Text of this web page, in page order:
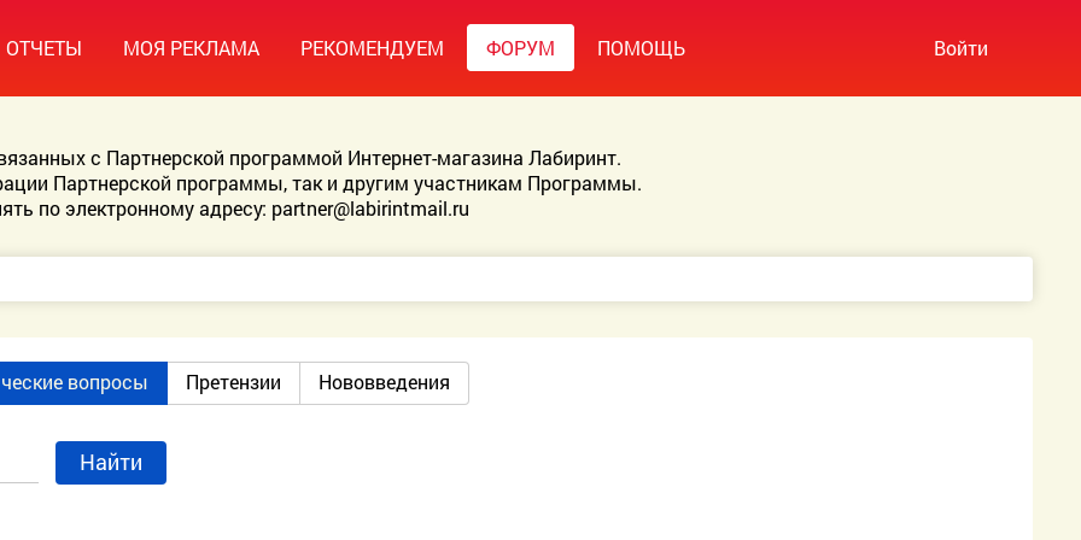
ОТЧЕТЫ МОЯ РЕКЛАМА РЕКОМЕНДУЕМ ФОРУМ ПОМОЩЬ Войти
с Партнерской программой Интернет-магазина Лабиринт.
Партнерской программы, так и другим участникам Программы.
по электронному адресу: partner@labirintmail.ru
вопросы Претензии Нововведения
Найти